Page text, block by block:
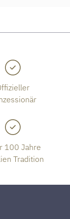
100 Jahre
Tradition